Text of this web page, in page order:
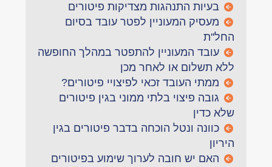
בעיות התנהגות מצדיקות פיטורים
מעסיק המעוניין לפטר עובד בסיום
החל''ת
עובד המעוניין להתפטר במהלך החופשה
ללא תשלום או לאחר מכן
ממתי העובד זכאי לפיצויי פיטורים?
גובה פיצוי בלתי ממוני בגין פיטורים
שלא כדין
כוונה ונטל הוכחה בדבר פיטורים בגין
היריון
האם יש חובה לערוך שימוע בפיטורים